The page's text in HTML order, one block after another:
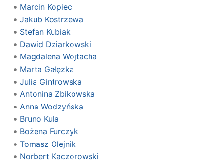
Marcin Kopiec
Jakub Kostrzewa
Stefan Kubiak
Dawid Dziarkowski
Magdalena Wojtacha
Marta Gałęzka
Julia Gintrowska
Antonina Żbikowska
Anna Wodzyńska
Bruno Kula
Bożena Furczyk
Tomasz Olejnik
Norbert Kaczorowski